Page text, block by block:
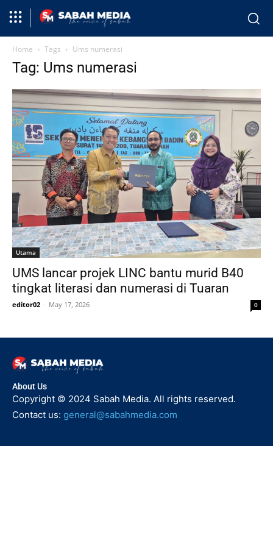
Home Tags Ums numerasi
Tag: Ums numerasi
Utama
UMS lancar projek LINC bantu murid B40
tingkat literasi dan numerasi di Tuaran
editor02 - May 17, 2026 0
About Us
Copyright © 2024 Sabah Media. All rights reserved.
Contact us: general@sabahmedia.com